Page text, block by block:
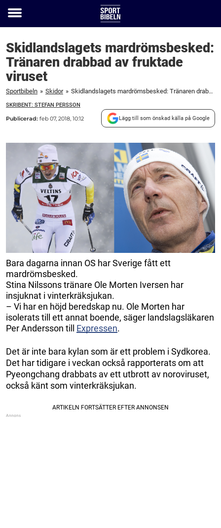
Toggle
Skidlandslagets mardrömsbesked:
Tränaren drabbad av fruktade
viruset
Sportbibeln » Skidor » Skidlandslagets mardrömsbesked: Tränaren drabbad av fruktade viruset
SKRIBENT: STEFAN PERSSON
Publicerad: feb 07, 2018, 10:12 Lägg till som önskad källa på Google
Bara dagarna innan OS har Sverige fått ett
mardrömsbesked.
Stina Nilssons tränare Ole Morten Iversen har
insjuknat i vinterkräksjukan.
– Vi har en höjd beredskap nu. Ole Morten har
isolerats till ett annat boende, säger landslagsläkaren
Per Andersson till Expressen.
Det är inte bara kylan som är ett problem i Sydkorea.
Det har tidigare i veckan också rapporterats om att
Pyeongchang drabbats av ett utbrott av noroviruset,
också känt som vinterkräksjukan.